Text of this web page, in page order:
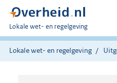
U
bent
hier:
Lokale wet- en regelgeving
Lokale wet- en regelgeving